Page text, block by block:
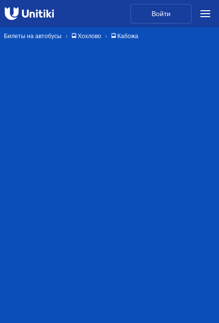
Войти
Билеты на автобусы 🚍 Хохлово 🚍 Кабожа